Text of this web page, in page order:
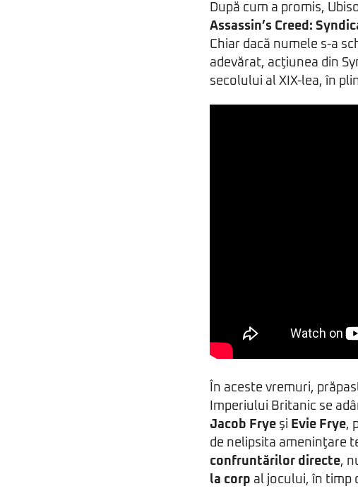
După cum a promis,
Assassin’s Creed:
Chiar dacă numele s-a
adevărat, acţiunea din
secolului al XIX-lea, în
În aceste vremuri,
Imperiului Britanic se
Jacob Frye şi Evie Frye,
de nelipsita ameninţare
confruntărilor directe,
la corp al jocului, în timp